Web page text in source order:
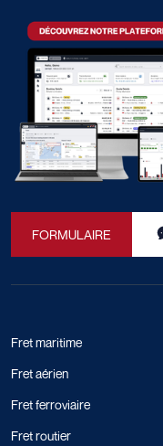
FORMULAIRE
Fret maritime
Fret aérien
Fret ferroviaire
Fret routier